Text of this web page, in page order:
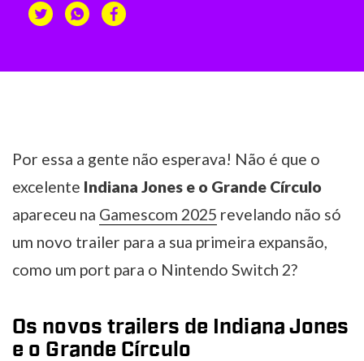
Por essa a gente não esperava! Não é que o
excelente Indiana Jones e o Grande Círculo
apareceu na Gamescom 2025 revelando não só
um novo trailer para a sua primeira expansão,
como um port para o Nintendo Switch 2?
Os novos trailers de Indiana Jones
e o Grande Círculo